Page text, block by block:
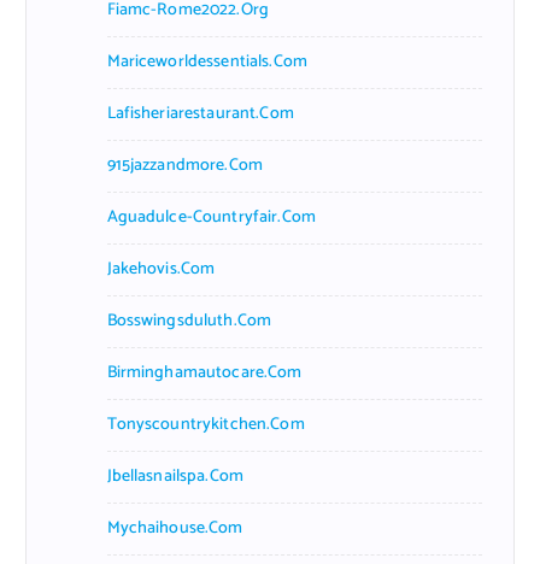
Fiamc-Rome2022.org
Mariceworldessentials.com
Lafisheriarestaurant.com
915jazzandmore.com
Aguadulce-Countryfair.com
Jakehovis.com
Bosswingsduluth.com
Birminghamautocare.com
Tonyscountrykitchen.com
Jbellasnailspa.com
Mychaihouse.com